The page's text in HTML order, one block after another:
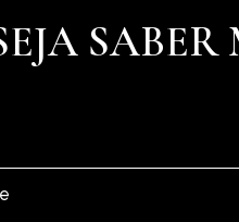
SABER